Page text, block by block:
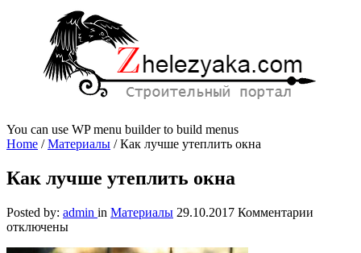
You can use WP menu builder to build menus
Home /Материалы /Как лучше утеплить окна
Как лучше утеплить окна
Posted by: admin in Материалы 29.10.2017 Комментарии
отключены